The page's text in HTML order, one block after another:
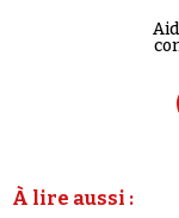
À lire aussi :